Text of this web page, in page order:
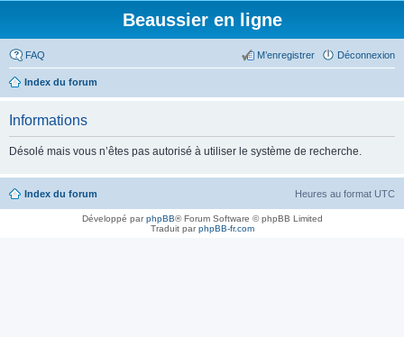
Beaussier en ligne
FAQ Déconnexion
M’enregistrer
Index du forum
Informations
Désolé mais vous n’êtes pas autorisé à utiliser le système de recherche.
Index du forum Heures au format UTC
Développé parphpBB® Forum Software © phpBB Limited
Traduit parphpBB-fr.com